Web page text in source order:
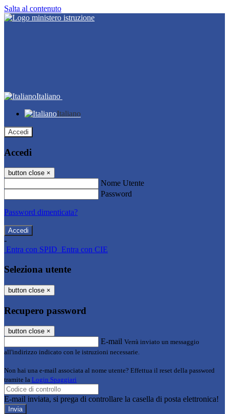
Salta al contenuto
Italiano
Italiano
Accedi
Accedi
button close ×
Nome Utente
Password
Password dimenticata?
-
Entra con SPID Entra con CIE
Seleziona utente
button close ×
Recupero password
button close ×
E-mail Verrà inviato un messaggio
all'indirizzo indicato con le istruzioni necessarie.
Non hai una e-mail associata al nome utente? Effettua il reset della password
tramite la Login Spaggiari
E-mail inviata, si prega di controllare la casella di posta elettronica!